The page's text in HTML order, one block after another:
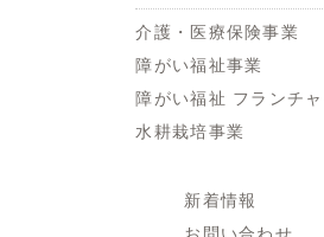
介護・医療保険事業
障がい福祉事業
障がい福祉 フランチ
水耕栽培事業
新着情報